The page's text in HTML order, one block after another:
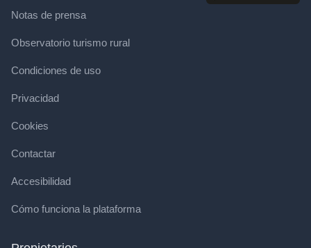
Notas de prensa
Observatorio turismo rural
Condiciones de uso
Privacidad
Cookies
Contactar
Accesibilidad
Cómo funciona la plataforma